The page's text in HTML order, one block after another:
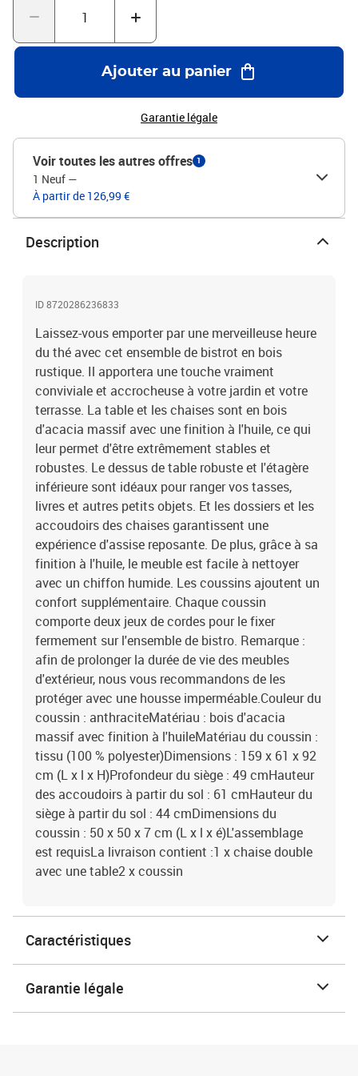
des meubles d'extérieur, nous vous recommandons de les protéger
anthraciteMatériau : bois d'acacia massif avec finition à
l'huileMatériau du coussin : tissu (100 % polyester)Dimensions :
159 x 61 x 92 cm (L x l x H)Profondeur du siège : 49 cmHauteur des
accoudoirs à partir du sol : 61 cmHauteur du siège à partir du sol :
44 cmDimensions du coussin : 50 x 50 x 7 cm (L x l x
Ajouter au panier
Garantie légale
Voir toutes les autres offres 1
1 Neuf —
À partir de 126,99 €
Description
ID 8720286236833
Laissez-vous emporter par une merveilleuse heure
du thé avec cet ensemble de bistrot en bois
rustique. Il apportera une touche vraiment
conviviale et accrocheuse à votre jardin et votre
terrasse. La table et les chaises sont en bois
d'acacia massif avec une finition à l'huile, ce qui
leur permet d'être extrêmement stables et
robustes. Le dessus de table robuste et l'étagère
inférieure sont idéaux pour ranger vos tasses,
livres et autres petits objets. Et les dossiers et les
accoudoirs des chaises garantissent une
expérience d'assise reposante. De plus, grâce à sa
finition à l'huile, le meuble est facile à nettoyer
avec un chiffon humide. Les coussins ajoutent un
confort supplémentaire. Chaque coussin
comporte deux jeux de cordes pour le fixer
fermement sur l'ensemble de bistro. Remarque :
afin de prolonger la durée de vie des meubles
d'extérieur, nous vous recommandons de les
protéger avec une housse imperméable.Couleur du
coussin : anthraciteMatériau : bois d'acacia
massif avec finition à l'huileMatériau du coussin :
tissu (100 % polyester)Dimensions : 159 x 61 x 92
cm (L x l x H)Profondeur du siège : 49 cmHauteur
des accoudoirs à partir du sol : 61 cmHauteur du
siège à partir du sol : 44 cmDimensions du
coussin : 50 x 50 x 7 cm (L x l x é)L'assemblage
est requisLa livraison contient :1 x chaise double
avec une table2 x coussin
Caractéristiques
Garantie légale